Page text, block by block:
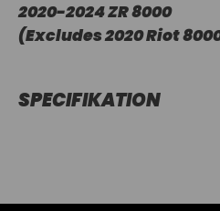
2020-2024 ZR 8000
(Excludes 2020 Riot
SPECIFIKATION